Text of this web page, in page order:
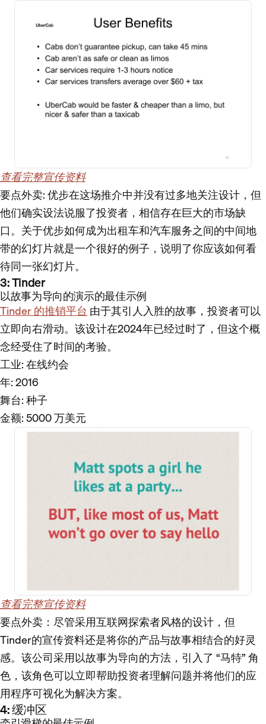
查看完整宣传资料
要点外卖: 优步在这场推介中并没有过多地关注设计，但
他们确实设法说服了投资者，相信存在巨大的市场缺
口。关于优步如何成为出租车和汽车服务之间的中间地
带的幻灯片就是一个很好的例子，说明了你应该如何看
待同一张幻灯片。
3: Tinder
以故事为导向的演示的最佳示例
Tinder 的推销平台由于其引人入胜的故事，投资者可以
立即向右滑动。该设计在2024年已经过时了，但这个概
念经受住了时间的考验。
工业: 在线约会
年: 2016
舞台: 种子
金额: 5000 万美元
查看完整宣传资料
要点外卖 ：尽管采用互联网探索者风格的设计，但
Tinder的宣传资料还是将你的产品与故事相结合的好灵
感。该公司采用以故事为导向的方法，引入了 “马特” 角
色，该角色可以立即帮助投资者理解问题并将他们的应
用程序可视化为解决方案。
4: 缓冲区